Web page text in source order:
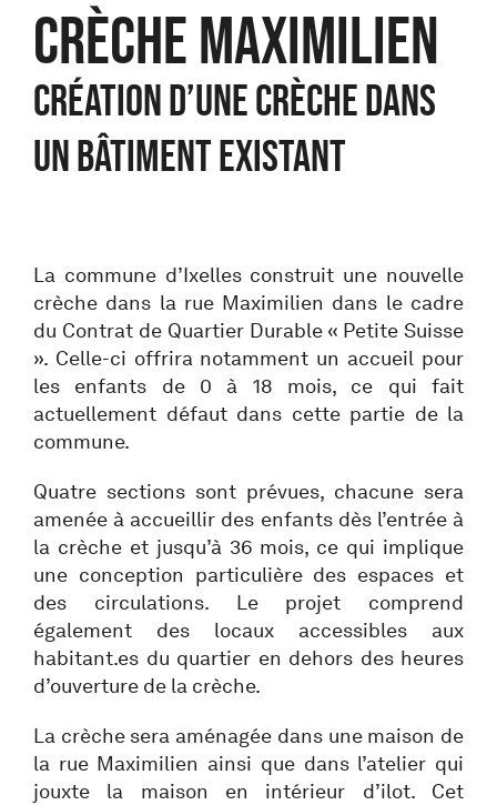
CRÈCHE MAXIMILIEN
Création d’une crèche dans
un bâtiment existant
La commune d’Ixelles construit une nouvelle
crèche dans la rue Maximilien dans le cadre
du Contrat de Quartier Durable « Petite Suisse
». Celle-ci offrira notamment un accueil pour
les enfants de 0 à 18 mois, ce qui fait
actuellement défaut dans cette partie de la
commune.
Quatre sections sont prévues, chacune sera
amenée à accueillir des enfants dès l’entrée à
la crèche et jusqu’à 36 mois, ce qui implique
une conception particulière des espaces et
des circulations. Le projet comprend
également des locaux accessibles aux
habitant.es du quartier en dehors des heures
d’ouverture de la crèche.
La crèche sera aménagée dans une maison de
la rue Maximilien ainsi que dans l’atelier qui
jouxte la maison en intérieur d’ilot. Cet